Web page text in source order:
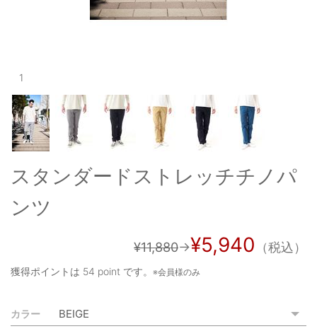
TOPS : トップス
OUTERS : アウター
OUTLET : アウトレット
LADIES : レディース
ご利用ガイド
1
スタンダードストレッチチノパ
ンツ
¥11,880→¥5,940 （税込）
獲得ポイントは 54 point です。 ※会員様のみ
カラー